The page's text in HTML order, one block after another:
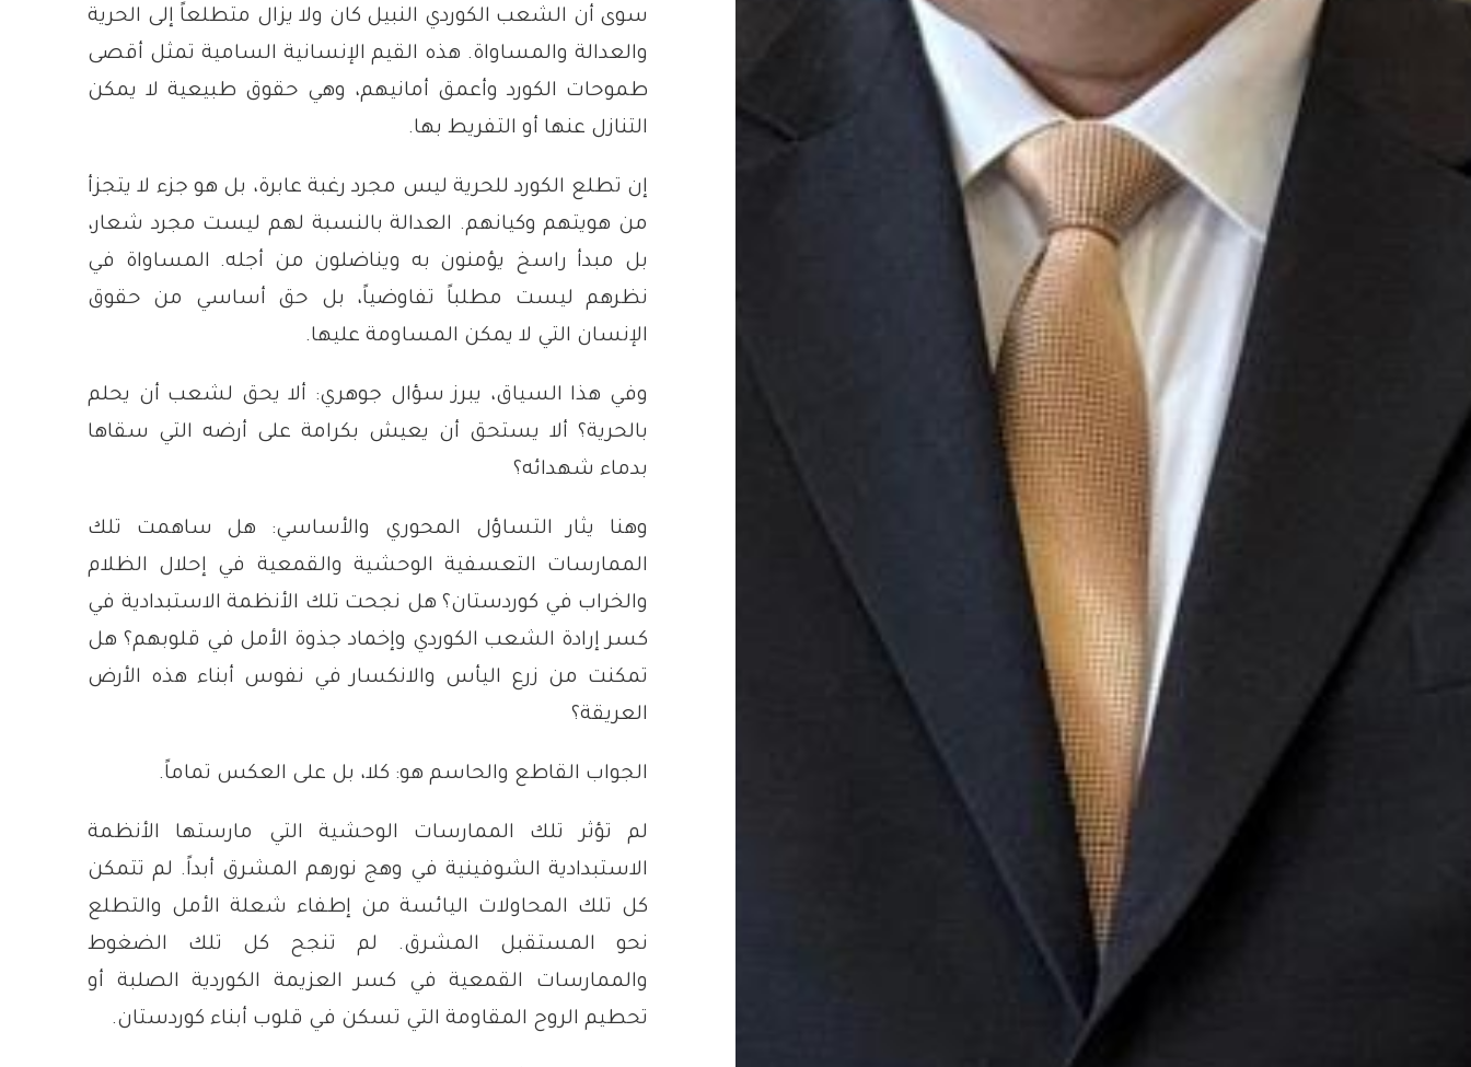
سوى أن الشعب الكوردي النبيل كان ولا يزال متطلعاً إلى الحرية
والعدالة والمساواة. هذه القيم الإنسانية السامية تمثل أقصى
طموحات الكورد وأعمق أمانيهم، وهي حقوق طبيعية لا يمكن
التنازل عنها أو التفريط بها.
إن تطلع الكورد للحرية ليس مجرد رغبة عابرة، بل هو جزء لا يتجزأ
من هويتهم وكيانهم. العدالة بالنسبة لهم ليست مجرد شعار،
بل مبدأ راسخ يؤمنون به ويناضلون من أجله. المساواة في
نظرهم ليست مطلباً تفاوضياً، بل حق أساسي من حقوق
الإنسان التي لا يمكن المساومة عليها.
وفي هذا السياق، يبرز سؤال جوهري: ألا يحق لشعب أن يحلم
بالحرية؟ ألا يستحق أن يعيش بكرامة على أرضه التي سقاها
بدماء شهدائه؟
وهنا يثار التساؤل المحوري والأساسي: هل ساهمت تلك
الممارسات التعسفية الوحشية والقمعية في إحلال الظلام
والخراب في كوردستان؟ هل نجحت تلك الأنظمة الاستبدادية في
كسر إرادة الشعب الكوردي وإخماد جذوة الأمل في قلوبهم؟ هل
تمكنت من زرع اليأس والانكسار في نفوس أبناء هذه الأرض
العريقة؟
الجواب القاطع والحاسم هو: كلا، بل على العكس تماماً.
لم تؤثر تلك الممارسات الوحشية التي مارستها الأنظمة
الاستبدادية الشوفينية في وهج نورهم المشرق أبداً. لم تتمكن
كل تلك المحاولات اليائسة من إطفاء شعلة الأمل والتطلع
نحو المستقبل المشرق. لم تنجح كل تلك الضغوط
والممارسات القمعية في كسر العزيمة الكوردية الصلبة أو
تحطيم الروح المقاومة التي تسكن في قلوب أبناء كوردستان.